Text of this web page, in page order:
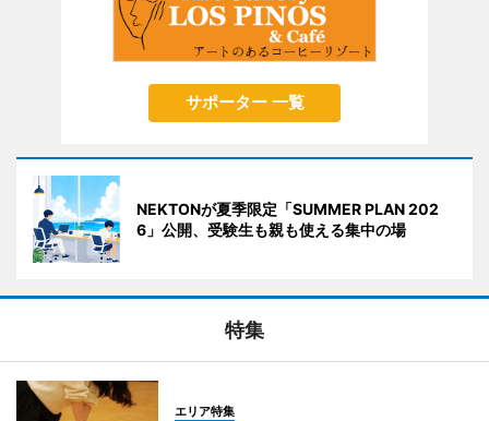
サポーター 一覧
NEKTONが夏季限定「SUMMER PLAN 202
6」公開、受験生も親も使える集中の場
特集
エリア特集